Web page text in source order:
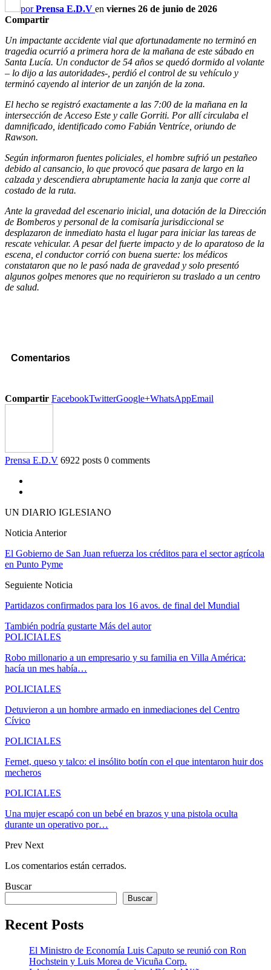
porPrensa E.D.V en viernes 26 de junio de 2026
Compartir
Un impactante accidente vial que afortunadamente no terminó en
tragedia ocurrió a primera hora de la mañana de este sábado en
Santa Lucía. Un conductor de 54 años se quedó dormido al volante
– lo dijo a las autoridades-, perdió el control de su vehículo y
terminó cayendo al interior de un zanjón de la zona.
El hecho se registró exactamente a las 7:00 de la mañana en la
intersección de Acceso Este y calle Gorriti. Por allí circulaba el
damnificado, identificado como Fabián Ventríce, oriundo de
Rawson.
Según informaron fuentes policiales, el hombre sufrió un pestañeo
debido al cansancio, lo que provocó que pasara de largo en la
calzada y descendiera abruptamente hacia la zanja que corre al
costado de la ruta.
Ante la gravedad del escenario inicial, una dotación de la Dirección
de Bomberos y personal de la comisaría jurisdiccional se
desplazaron de inmediato hasta el lugar para iniciar las tareas de
rescate vehicular. A pesar del fuerte impacto y de lo aparatoso de la
escena, el conductor corrió con buena suerte: los médicos
constataron que no le pasó nada de gravedad y solo presentó
algunos golpes menores que no requirieron su traslado a un centro
de salud.
Comentarios
Compartir FacebookTwitterGoogle+WhatsAppEmail
Prensa E.D.V 6922 posts 0 comments
UN DIARIO IGLESIANO
Noticia Anterior
El Gobierno de San Juan refuerza los créditos para el sector agrícola
en Punto Pyme
Seguiente Noticia
Partidazos confirmados para los 16 avos. de final del Mundial
También podría gustarte Más del autor
POLICIALES
Robo millonario a un empresario y su familia en Villa América:
hacía un mes había…
POLICIALES
Detuvieron a un hombre armado en inmediaciones del Centro
Cívico
POLICIALES
Fernet, queso y talco: el insólito botín con el que intentaron huir dos
mecheros
POLICIALES
Una mujer escapó con un bebé en brazos y una pistola oculta
durante un operativo por…
Prev Next
Los comentarios están cerrados.
Buscar
Buscar
Recent Posts
El Ministro de Economía Luis Caputo se reunió con Ron
Hochstein y Luis Morea de Vicuña Corp.